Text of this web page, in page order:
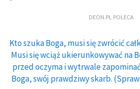
DEON.PL POLECA
Kto szuka Boga, musi się zwrócić
Musi się wciąż ukierunkowywać na
przed oczyma i wytrwale
Boga, swój prawdziwy skarb.